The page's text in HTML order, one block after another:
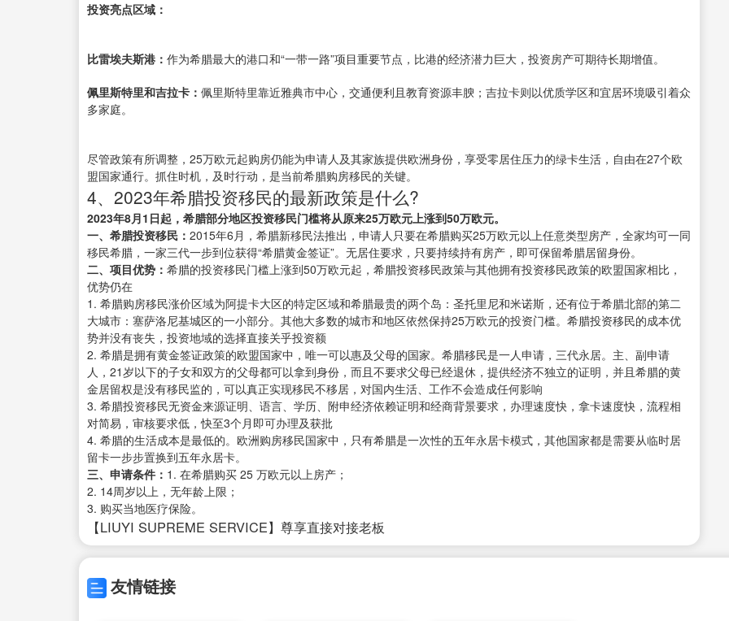
投资亮点区域：
比雷埃夫斯港： 作为希腊最大的港口和“一带一路”项目重要节点，比港的经济潜力巨大，投资房产可期待长期增值。
佩里斯特里和吉拉卡： 佩里斯特里靠近雅典市中心，交通便利且教育资源丰腴；吉拉卡则以优质学区和宜居环境吸引着众
多家庭。
尽管政策有所调整，25万欧元起购房仍能为申请人及其家族提供欧洲身份，享受零居住压力的绿卡生活，自由在27个欧
盟国家通行。抓住时机，及时行动，是当前希腊购房移民的关键。
4、2023年希腊投资移民的最新政策是什么?
2023年8月1日起，希腊部分地区投资移民门槛将从原来25万欧元上涨到50万欧元。
一、希腊投资移民： 2015年6月，希腊新移民法推出，申请人只要在希腊购买25万欧元以上任意类型房产，全家均可一同
移民希腊，一家三代一步到位获得“希腊黄金签证”。无居住要求，只要持续持有房产，即可保留希腊居留身份。
二、项目优势： 希腊的投资移民门槛上涨到50万欧元起，希腊投资移民政策与其他拥有投资移民政策的欧盟国家相比，
优势仍在
1. 希腊购房移民涨价区域为阿提卡大区的特定区域和希腊最贵的两个岛：圣托里尼和米诺斯，还有位于希腊北部的第二
大城市：塞萨洛尼基城区的一小部分。其他大多数的城市和地区依然保持25万欧元的投资门槛。希腊投资移民的成本优
势并没有丧失，投资地域的选择直接关乎投资额
2. 希腊是拥有黄金签证政策的欧盟国家中，唯一可以惠及父母的国家。希腊移民是一人申请，三代永居。主、副申请
人，21岁以下的子女和双方的父母都可以拿到身份，而且不要求父母已经退休，提供经济不独立的证明，并且希腊的黄
金居留权是没有移民监的，可以真正实现移民不移居，对国内生活、工作不会造成任何影响
3. 希腊投资移民无资金来源证明、语言、学历、附申经济依赖证明和经商背景要求，办理速度快，拿卡速度快，流程相
对简易，审核要求低，快至3个月即可办理及获批
4. 希腊的生活成本是最低的。欧洲购房移民国家中，只有希腊是一次性的五年永居卡模式，其他国家都是需要从临时居
留卡一步步置换到五年永居卡。
三、申请条件： 1. 在希腊购买 25 万欧元以上房产；
2. 14周岁以上，无年龄上限；
3. 购买当地医疗保险。
【LIUYI SUPREME SERVICE】尊享直接对接老板
友情链接